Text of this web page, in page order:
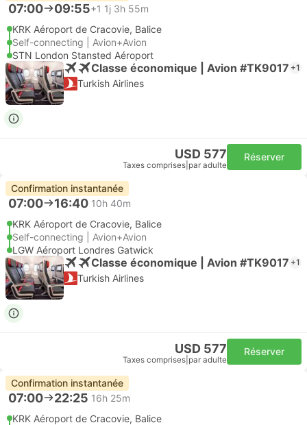
07:00 09:55+1 1j 3h 55m
KRK Aéroport de Cracovie, Balice
Self-connecting | Avion+Avion
STN London Stansted Aéroport
Classe économique | Avion #TK9017 +1
Turkish Airlines
USD 577
Taxes comprises par adulte
Réserver
Confirmation instantanée
07:00 16:40 10h 40m
KRK Aéroport de Cracovie, Balice
Self-connecting | Avion+Avion
LGW Aéroport Londres Gatwick
Classe économique | Avion #TK9017 +1
Turkish Airlines
USD 577
Taxes comprises par adulte
Réserver
Confirmation instantanée
07:00 22:25 16h 25m
KRK Aéroport de Cracovie, Balice